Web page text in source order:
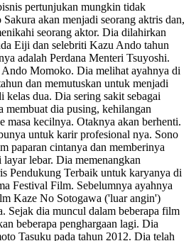
pertunjukan mungkin tidak
akan menjadi seorang aktris dan,
seorang aktor. Dia dilahirkan
Eiji dan selebriti Kazu Ando tahun
adalah Perdana Menteri Tsuyoshi.
Momoko. Dia melihat ayahnya di
dan memutuskan untuk menjadi
kelas dua. Dia sering sakit sebagai
membuat dia pusing, kehilangan
masa kecilnya. Otaknya akan berhenti.
untuk karir profesional nya. Sono
paparan cintanya dan memberinya
layar lebar. Dia memenangkan
Pendukung Terbaik untuk karyanya di
Festival Film. Sebelumnya ayahnya
Kaze No Sotogawa ('luar angin')
Sejak dia muncul dalam beberapa film
beberapa penghargaan lagi. Dia
Tasuku pada tahun 2012. Dia telah